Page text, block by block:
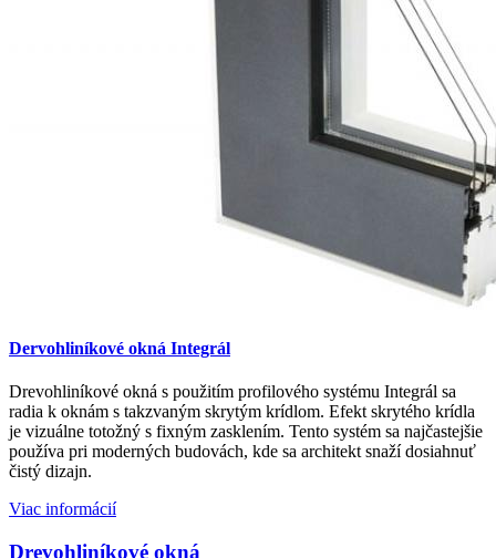
Dervohliníkové okná Integrál
Drevohliníkové okná s použitím profilového systému Integrál sa
radia k oknám s takzvaným skrytým krídlom. Efekt skrytého krídla
je vizuálne totožný s fixným zasklením. Tento systém sa najčastejšie
používa pri moderných budovách, kde sa architekt snaží dosiahnuť
čistý dizajn.
Viac informácií
Drevohliníkové okná